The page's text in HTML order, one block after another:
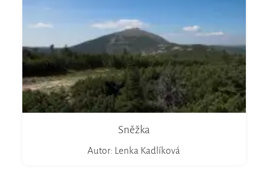
Sněžka
Autor: Lenka Kadlíková